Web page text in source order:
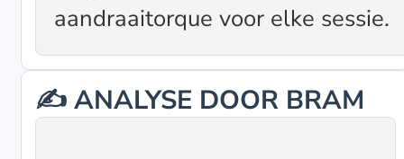
aandraaitorque voor elke sessie.
✍️ ANALYSE DOOR BRAM